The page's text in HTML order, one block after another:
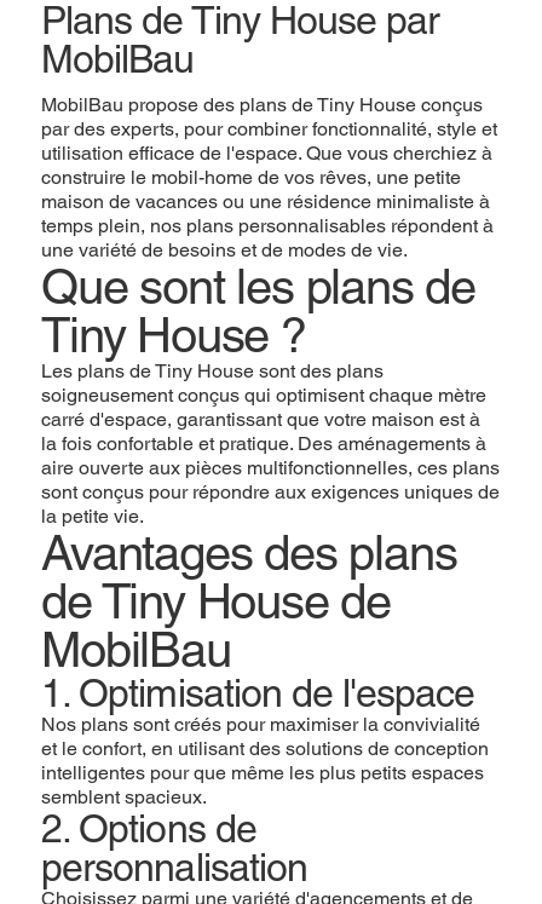
MobilBau propose des plans de Tiny House conçus
par des experts, pour combiner fonctionnalité, style et
utilisation efficace de l'espace. Que vous cherchiez à
construire le mobil-home de vos rêves, une petite
maison de vacances ou une résidence minimaliste à
temps plein, nos plans personnalisables répondent à
une variété de besoins et de modes de vie.
Que sont les plans de
Tiny House ?
Les plans de Tiny House sont des plans
soigneusement conçus qui optimisent chaque mètre
carré d'espace, garantissant que votre maison est à
la fois confortable et pratique. Des aménagements à
aire ouverte aux pièces multifonctionnelles, ces plans
sont conçus pour répondre aux exigences uniques de
la petite vie.
Avantages des plans
de Tiny House de
MobilBau
1. Optimisation de l'espace
Nos plans sont créés pour maximiser la convivialité
et le confort, en utilisant des solutions de conception
intelligentes pour que même les plus petits espaces
semblent spacieux.
2. Options de
personnalisation
Choisissez parmi une variété d'agencements et de
Plans de Tiny House par
MobilBau